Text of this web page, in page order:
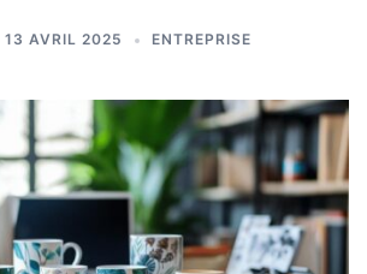
13 AVRIL 2025 ENTREPRISE